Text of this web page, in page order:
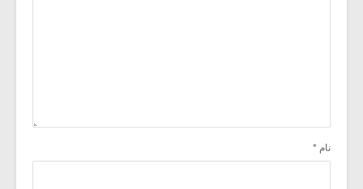
نام *